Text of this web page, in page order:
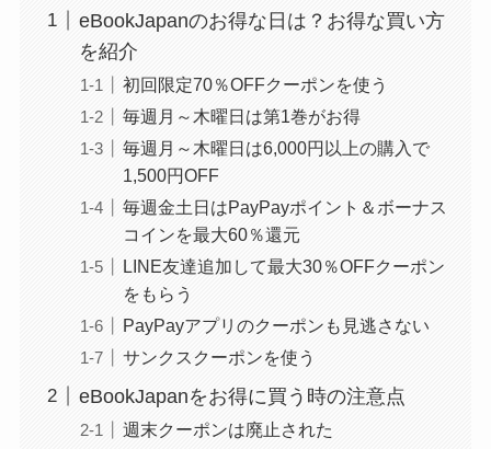
eBookJapanのお得な日は？お得な買い方
を紹介
初回限定70％OFFクーポンを使う
毎週月～木曜日は第1巻がお得
毎週月～木曜日は6,000円以上の購入で
1,500円OFF
毎週金土日はPayPayポイント＆ボーナス
コインを最大60％還元
LINE友達追加して最大30％OFFクーポン
をもらう
PayPayアプリのクーポンも見逃さない
サンクスクーポンを使う
eBookJapanをお得に買う時の注意点
週末クーポンは廃止された